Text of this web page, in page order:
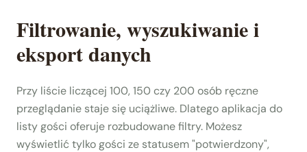
Filtrowanie, wyszukiwanie i
eksport danych
Przy liście liczącej 100, 150 czy 200 osób ręczne
przeglądanie staje się uciążliwe. Dlatego aplikacja do
listy gości oferuje rozbudowane filtry. Możesz
wyświetlić tylko gości ze statusem "potwierdzony",